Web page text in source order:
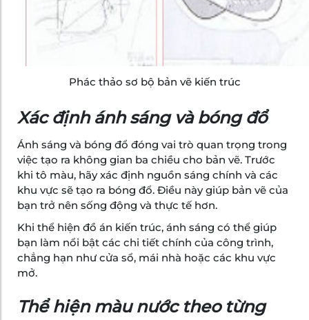
Phác thảo sơ bộ bản vẽ kiến trúc
Xác định ánh sáng và bóng đổ
Ánh sáng và bóng đổ đóng vai trò quan trọng trong
việc tạo ra không gian ba chiều cho bản vẽ. Trước
khi tô màu, hãy xác định nguồn sáng chính và các
khu vực sẽ tạo ra bóng đổ. Điều này giúp bản vẽ của
bạn trở nên sống động và thực tế hơn.
Khi thể hiện đồ án kiến trúc, ánh sáng có thể giúp
bạn làm nổi bật các chi tiết chính của công trình,
chẳng hạn như cửa sổ, mái nhà hoặc các khu vực
mở.
Thể hiện màu nước theo từng